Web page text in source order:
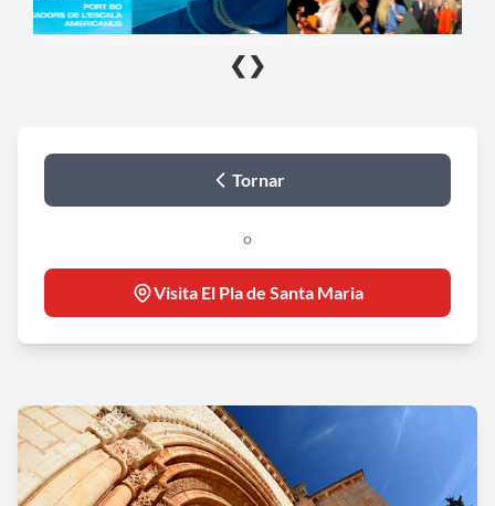
❮ ❯
Tornar
o
Visita El Pla de Santa Maria